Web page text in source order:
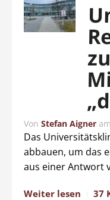
Von Stefan Aigner am
Das
abbauen, um das
aus einer Antwort
Weiter lesen 37